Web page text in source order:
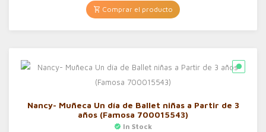
Comprar el producto
Nancy- Muñeca Un día de Ballet niñas a Partir de 3
años (Famosa 700015543)
In Stock